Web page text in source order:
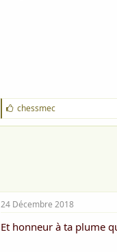
J
'
a
chessmec
24 Décembre 2018
Et honneur à ta plume